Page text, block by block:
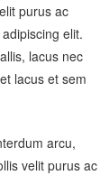
purus ac
elit.
lacus nec
lacus et sem
arcu,
velit purus ac